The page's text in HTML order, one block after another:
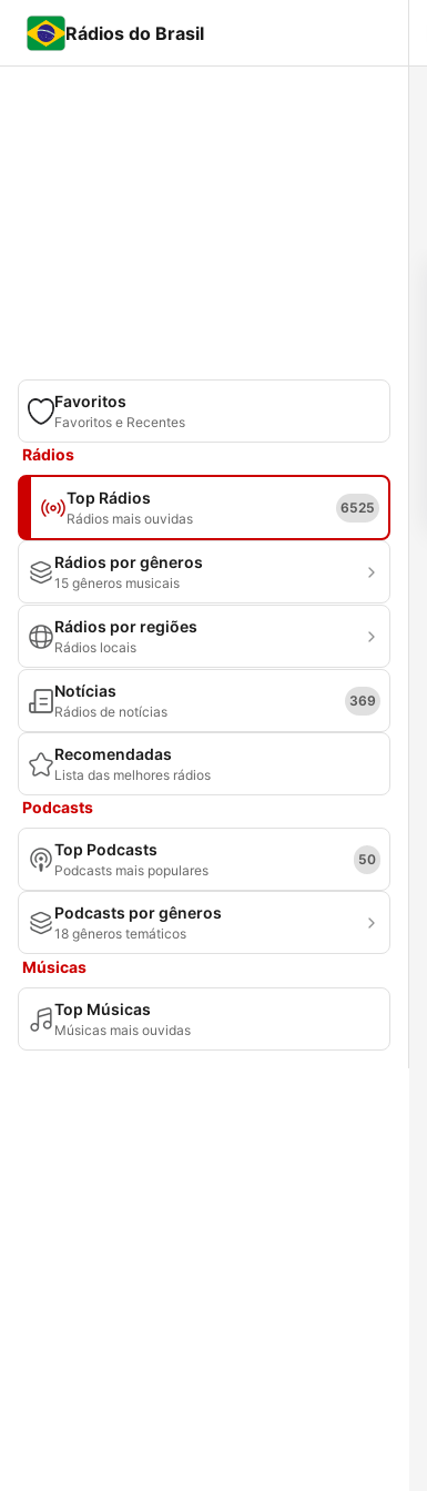
Rádios do Brasil
Favoritos
Favoritos e Recentes
Rádios
Top Rádios
Rádios mais ouvidas
6525
Rádios por gêneros
15 gêneros musicais
Rádios por regiões
Rádios locais
Notícias
Rádios de notícias
369
Recomendadas
Lista das melhores rádios
Podcasts
Top Podcasts
Podcasts mais populares
50
Podcasts por gêneros
18 gêneros temáticos
Músicas
Top Músicas
Músicas mais ouvidas